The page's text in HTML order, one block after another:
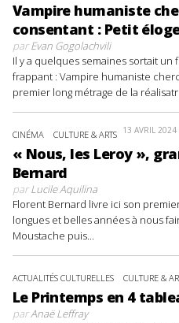
Vampire humaniste
consentant : Petit
parEvan Gogolachvili
Il y a quelques semaines sortait
frappant : Vampire humaniste
premier long métrage de la
CINÉMA CULTURE & ARTS 13 AVRIL 2024
« Nous, les Leroy »,
Bernard
parLucile Aquilina
Florent Bernard livre ici son
longues et belles années à nous
Moustache puis...
ACTUALITÉS CULTURELLES CULTURE &
Le Printemps en 4
parAnaë Leffray